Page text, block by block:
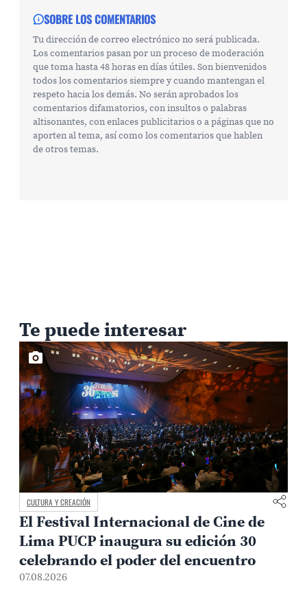
SOBRE LOS COMENTARIOS
Tu dirección de correo electrónico no será publicada.
Los comentarios pasan por un proceso de moderación
que toma hasta 48 horas en días útiles. Son bienvenidos
todos los comentarios siempre y cuando mantengan el
respeto hacia los demás. No serán aprobados los
comentarios difamatorios, con insultos o palabras
altisonantes, con enlaces publicitarios o a páginas que no
aporten al tema, así como los comentarios que hablen
de otros temas.
Te puede interesar
CULTURA Y CREACIÓN
El Festival Internacional de Cine de
Lima PUCP inaugura su edición 30
celebrando el poder del encuentro
07.08.2026